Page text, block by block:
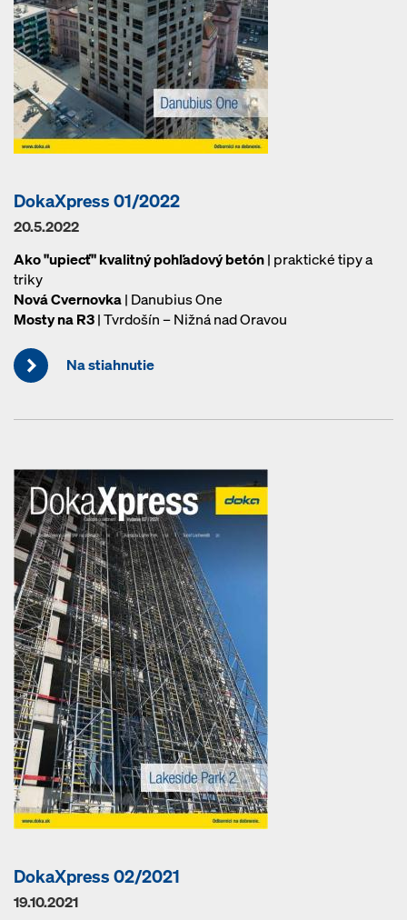
DokaXpress 01/2022
20.5.2022
Ako "upiecť" kvalitný pohľadový betón| praktické tipy a
triky
Nová Cvernovka| Danubius One
Mosty na R3| Tvrdošín – Nižná nad Oravou
Na stiahnutie
DokaXpress 02/2021
19.10.2021